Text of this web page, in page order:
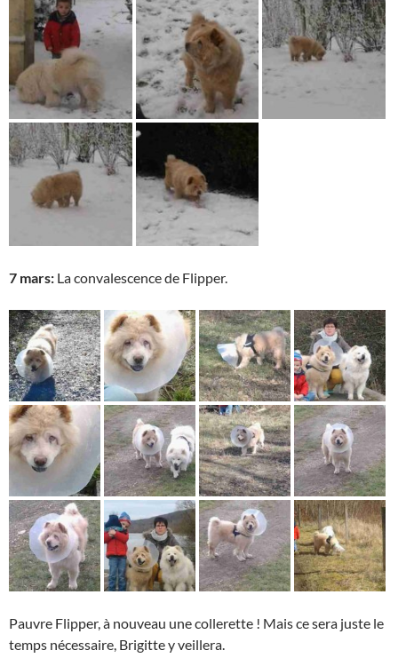
7 mars: La convalescence de Flipper.
Pauvre Flipper, à nouveau une collerette ! Mais ce sera juste le
temps nécessaire, Brigitte y veillera.